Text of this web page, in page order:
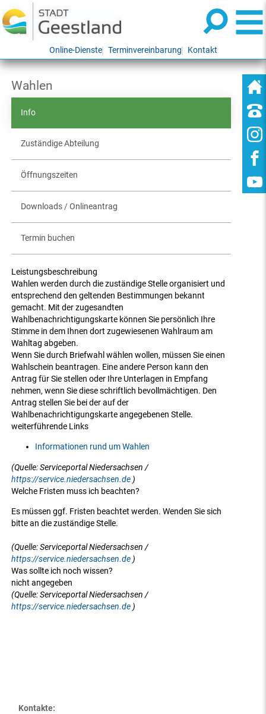
Online-Dienste Terminvereinbarung Kontakt
Wahlen
Info
Zuständige Abteilung
Öffnungszeiten
Downloads / Onlineantrag
Termin buchen
Leistungsbeschreibung
Wahlen werden durch die zuständige Stelle organisiert und
entsprechend den geltenden Bestimmungen bekannt
gemacht. Mit der zugesandten
Wahlbenachrichtigungskarte können Sie persönlich Ihre
Stimme in dem Ihnen dort zugewiesenen Wahlraum am
Wahltag abgeben.
Wenn Sie durch Briefwahl wählen wollen, müssen Sie einen
Wahlschein beantragen. Eine andere Person kann den
Antrag für Sie stellen oder Ihre Unterlagen in Empfang
nehmen, wenn Sie diese schriftlich bevollmächtigen. Den
Antrag stellen Sie bei der auf der
Wahlbenachrichtigungskarte angegebenen Stelle.
weiterführende Links
Informationen rund um Wahlen
(Quelle: Serviceportal Niedersachsen /
https://service.niedersachsen.de )
Welche Fristen muss ich beachten?
Es müssen ggf. Fristen beachtet werden. Wenden Sie sich
bitte an die zuständige Stelle.
(Quelle: Serviceportal Niedersachsen /
https://service.niedersachsen.de )
Was sollte ich noch wissen?
nicht angegeben
(Quelle: Serviceportal Niedersachsen /
https://service.niedersachsen.de )
Kontakte: